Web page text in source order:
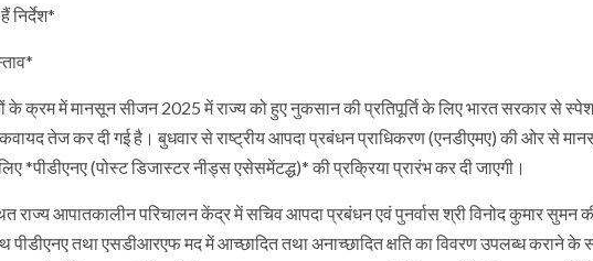
निर्देश*
के क्रम में मानसून सीजन 2025 में राज्य को हुए नुकसान की प्रतिपूर्ति के लिए भारत सरकार से
तेज कर दी गई है। बुधवार से राष्ट्रीय आपदा प्रबंधन प्राधिकरण (एनडीएमए) की ओर से
(पोस्ट डिजास्टर नीड्स एसेसमेंटद्ध)* की प्रक्रिया प्रारंभ कर दी जाएगी।
राज्य आपातकालीन परिचालन केंद्र में सचिव आपदा प्रबंधन एवं पुनर्वास श्री विनोद कुमार सुमन
पीडीएनए तथा एसडीआरएफ मद में आच्छादित तथा अनाच्छादित क्षति का विवरण उपलब्ध कराने के